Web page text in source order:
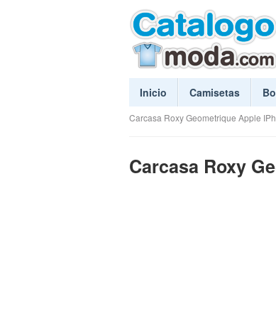
Inicio Camisetas
Carcasa Roxy Geometrique Apple
Carcasa Roxy